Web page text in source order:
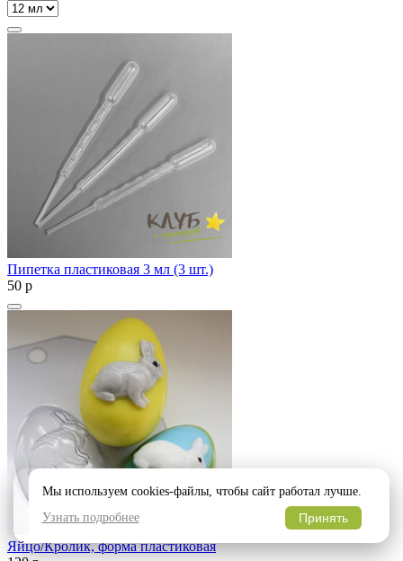
Пипетка пластиковая 3 мл (3 шт.)
50 p
Яйцо/Кролик, форма пластиковая
Мы используем cookies-файлы, чтобы сайт работал лучше.
Узнать подробнее
Принять